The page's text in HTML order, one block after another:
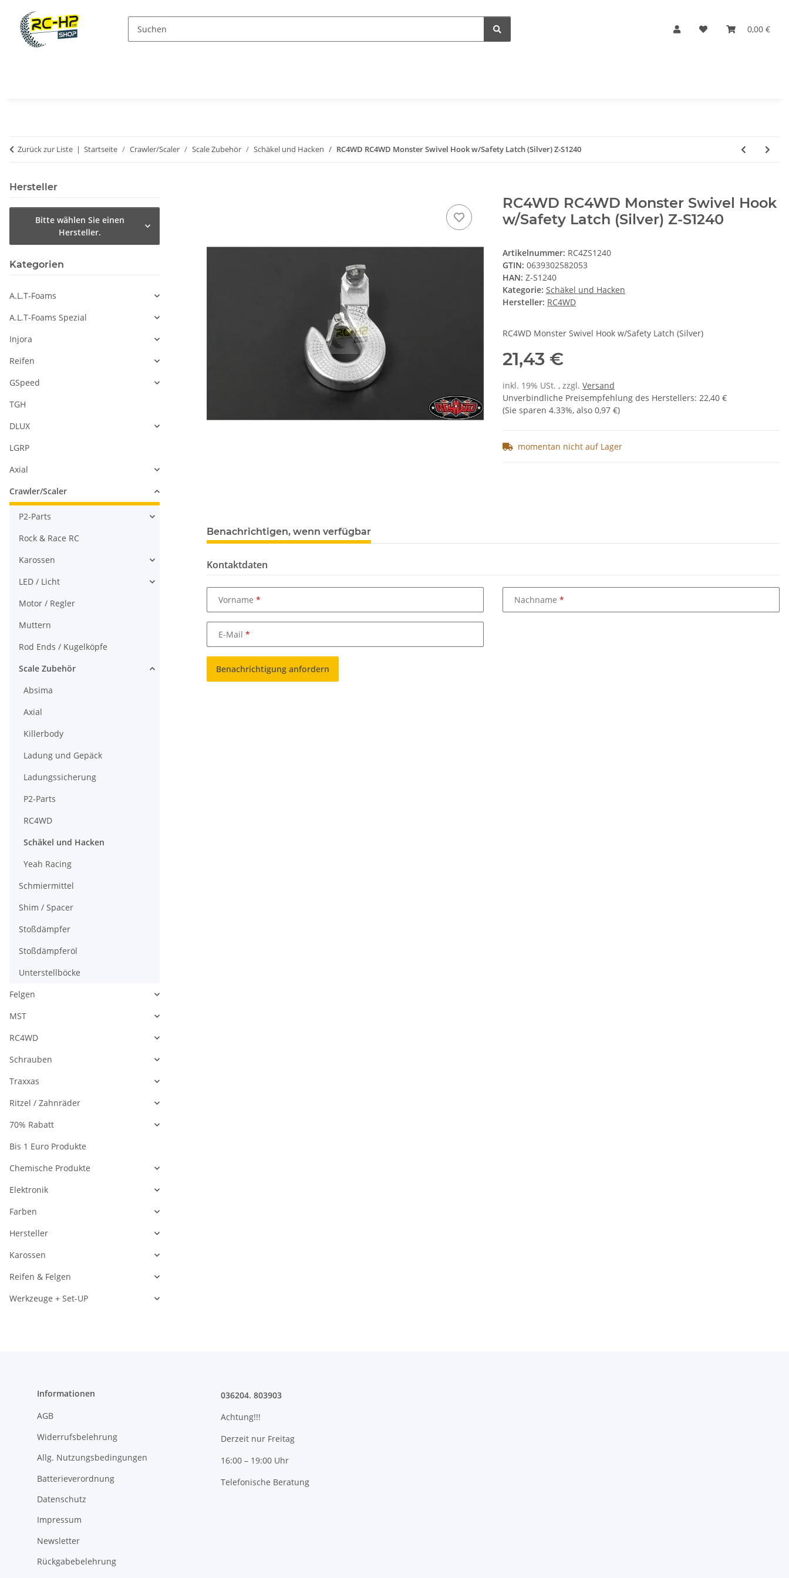
0,00 €
Zurück zur Liste Startseite Crawler/Scaler Scale Zubehör Schäkel und Hacken RC4WD RC4WD Monster Swivel Hook w/Safety Latch (Silver) Z-S1240
RC4WD RC4WD Monster Swivel Hook
w/Safety Latch (Silver) Z-S1240
Artikelnummer: RC4ZS1240
GTIN: 0639302582053
HAN: Z-S1240
Kategorie: Schäkel und Hacken
Hersteller: RC4WD
RC4WD Monster Swivel Hook w/Safety Latch (Silver)
21,43 €
inkl. 19% USt. , zzgl. Versand
Unverbindliche Preisempfehlung des Herstellers: 22,40 €
(Sie sparen 4.33%, also 0,97 €)
momentan nicht auf Lager
Benachrichtigen, wenn verfügbar
Kontaktdaten
Vorname Nachname
E-Mail
Benachrichtigung anfordern
Hersteller
Bitte wählen Sie einen
Hersteller.
Kategorien
A.L.T-Foams
A.L.T-Foams Spezial
Injora
Reifen
GSpeed
TGH
DLUX
LGRP
Axial
Crawler/Scaler
P2-Parts
Rock & Race RC
Karossen
LED / Licht
Motor / Regler
Muttern
Rod Ends / Kugelköpfe
Scale Zubehör
Absima
Axial
Killerbody
Ladung und Gepäck
Ladungssicherung
P2-Parts
RC4WD
Schäkel und Hacken
Yeah Racing
Schmiermittel
Shim / Spacer
Stoßdämpfer
Stoßdämpferöl
Unterstellböcke
Felgen
MST
RC4WD
Schrauben
Traxxas
Ritzel / Zahnräder
70% Rabatt
Bis 1 Euro Produkte
Chemische Produkte
Elektronik
Farben
Hersteller
Karossen
Reifen & Felgen
Werkzeuge + Set-UP
Informationen
AGB
Widerrufsbelehrung
Allg. Nutzungsbedingungen
Batterieverordnung
Datenschutz
Impressum
Newsletter
Rückgabebelehrung
036204. 803903
Achtung!!!
Derzeit nur Freitag
16:00 – 19:00 Uhr
Telefonische Beratung